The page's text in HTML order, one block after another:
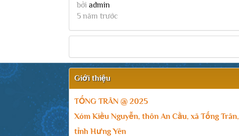
rất màu...
bởi admin
5 năm trước
Giới thiệu
TỐNG TRÂN @ 2025
Xóm Kiều Nguyễn, thôn An Cầu, xã Tống Trân,
tỉnh Hưng Yên